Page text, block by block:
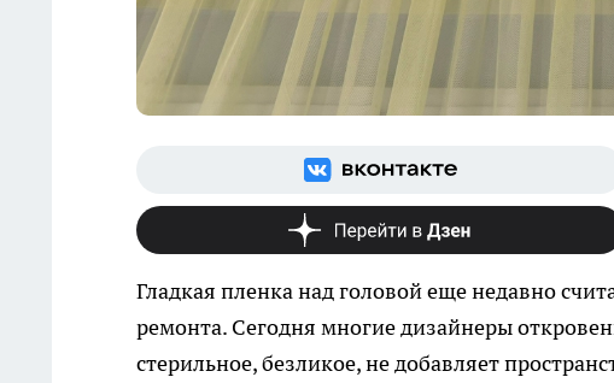
Гладкая пленка над головой еще недавно
ремонта. Сегодня многие дизайнеры
стерильное, безликое, не добавляет